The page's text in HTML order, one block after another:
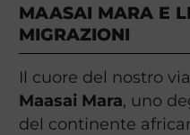
MAASAI MARA E
MIGRAZIONI
Il cuore del nostro
Maasai Mara, uno
del continente